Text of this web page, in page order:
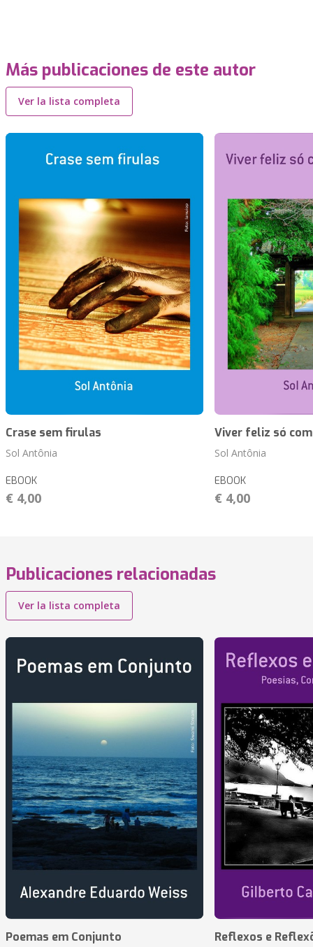
Más publicaciones de este autor
Ver la lista completa
Crase sem firulas
Sol Antônia
EBOOK
€ 4,00
Viver feliz só
Sol Antônia
EBOOK
€ 4,00
Publicaciones relacionadas
Ver la lista completa
Poemas em Conjunto Reflexos e